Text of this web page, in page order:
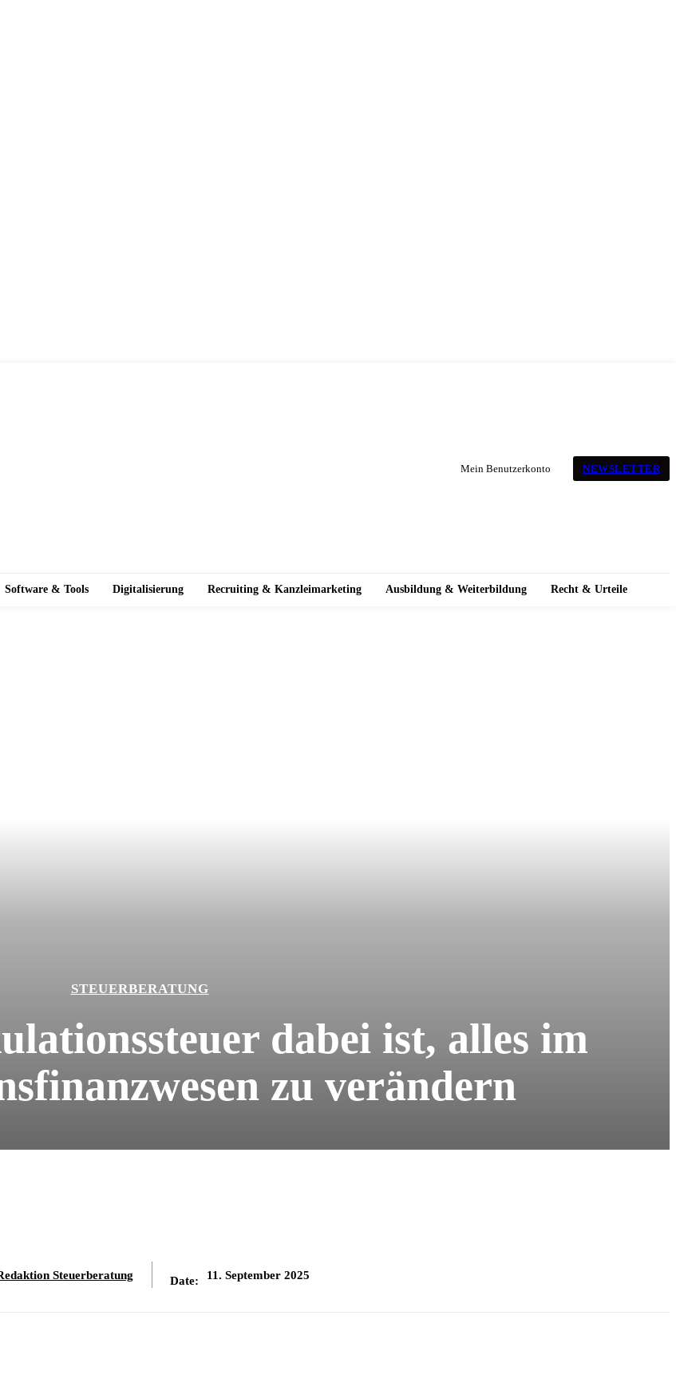
Mein Benutzerkonto NEWSLETTER
Software & Tools Digitalisierung Recruiting & Kanzleimarketing Ausbildung & Weiterbildung Recht & Urteile
STEUERBERATUNG
dabei ist, alles im
zu verändern
Steuerberatung Date: 11. September 2025